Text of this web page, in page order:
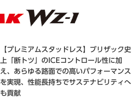
【プレミアムスタッドレス】ブリザック史
上「断トツ」のICEコントロール性に加
え、あらゆる路面での高いパフォーマンス
を実現、性能長持ちでサステナビリティへ
も貢献